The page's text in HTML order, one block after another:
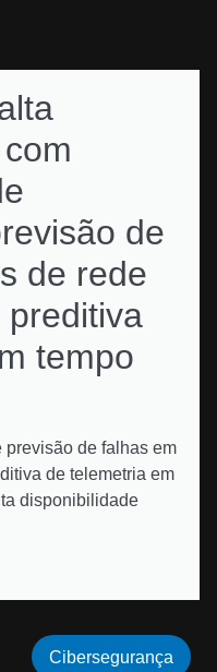
de
de rede
preditiva
tempo
de falhas em
de telemetria em
disponibilidade
Cibersegurança